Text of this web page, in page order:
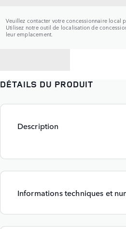
Veuillez contacter votre concessionnaire local
Utilisez notre outil de localisation de
leur emplacement.
DÉTAILS DU PRODUIT
Description
Informations techniques et